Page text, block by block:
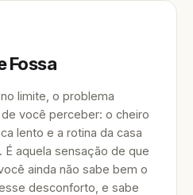
Fossa
limite, o problema
você perceber: o cheiro
lento e a rotina da casa
É aquela sensação de que
ainda não sabe bem o
desconforto, e sabe